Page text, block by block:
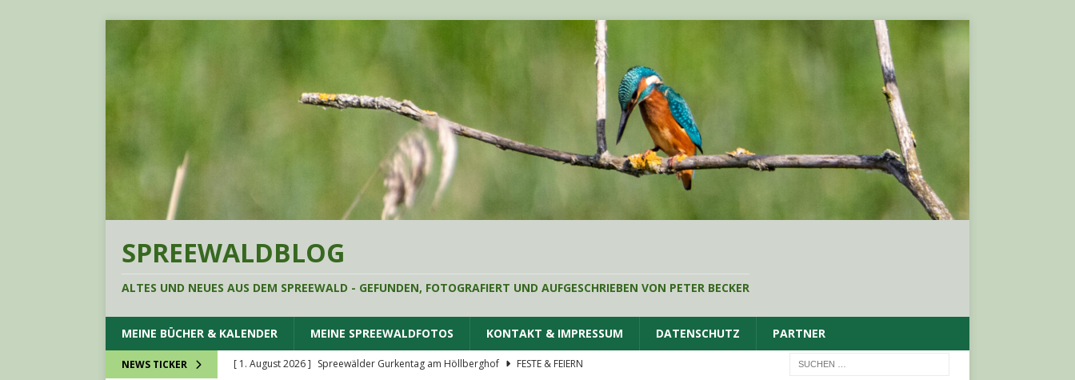
SPREEWALDBLOG
ALTES UND NEUES AUS DEM SPREEWALD - GEFUNDEN, FOTOGRAFIERT UND AUFGESCHRIEBEN VON PETER BECKER
MEINE BÜCHER & KALENDER MEINE SPREEWALDFOTOS KONTAKT & IMPRESSUM DATENSCHUTZ PARTNER
NEWS TICKER [ 1. August 2026 ] Spreewälder Gurkentag am Höllberghof
FESTE & FEIERN